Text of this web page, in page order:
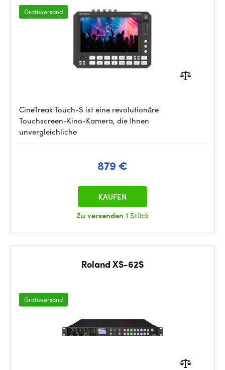
Gratisversand
CineTreak Touch-S ist eine revolutionäre
Touchscreen-Kino-Kamera, die Ihnen
unvergleichliche
879 €
Zu versenden 1 Stück
KAUFEN
Roland XS-62S
Gratisversand